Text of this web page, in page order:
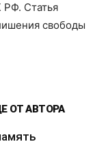
РФ. Статья
свободы
ОТ АВТОРА